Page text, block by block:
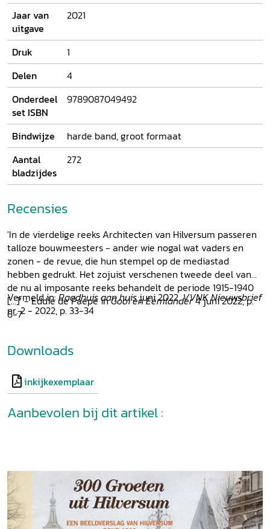
Jaar van
uitgave
2021
Druk
1
Delen
4
Onderdeel
set ISBN
9789087049492
Bindwijze
harde band, groot formaat
Aantal
bladzijdes
272
Recensies
'In de vierdelige reeks Architecten van Hilversum passeren
talloze bouwmeesters - ander wie nogal wat vaders en
zonen - de revue, die hun stempel op de mediastad
hebben gedrukt. Het zojuist verschenen tweede deel van
de nu al imposante reeks behandelt de periode 1915-1940
[...]' - Eddie de Paepe inGooi en Eemlander4 juni 2022, p.
6-7
Vermeld in:Raadhuis aan huisjuni 2022,VVNK Nieuwsbrief
nr. 2 - 2022, p. 33-34
Downloads
inkijkexemplaar
Aanbevolen bij dit artikel :